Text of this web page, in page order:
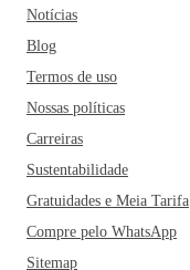
Notícias
Blog
Termos de uso
Nossas políticas
Carreiras
Sustentabilidade
Gratuidades e Meia Tarifa
Compre pelo WhatsApp
Sitemap